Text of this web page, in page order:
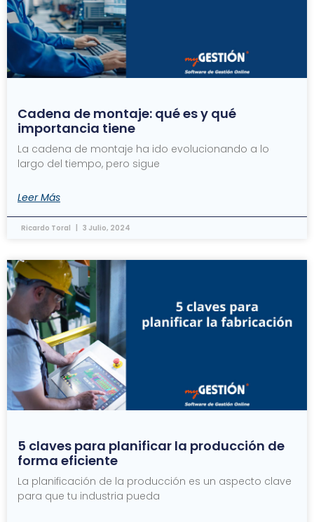
Cadena de montaje: qué es y qué
importancia tiene
La cadena de montaje ha ido evolucionando a lo
largo del tiempo, pero sigue
Leer Más
Ricardo Toral 3 Julio, 2024
5 claves para planificar la producción de
forma eficiente
La planificación de la producción es un aspecto clave
para que tu industria pueda